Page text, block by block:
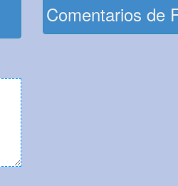
Comentarios de